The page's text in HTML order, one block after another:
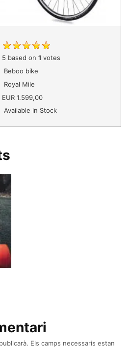
5 based on1 votes
Beboo bike
Royal Mile
EUR 1.599,00
Available in Stock
Els camps necessaris estan